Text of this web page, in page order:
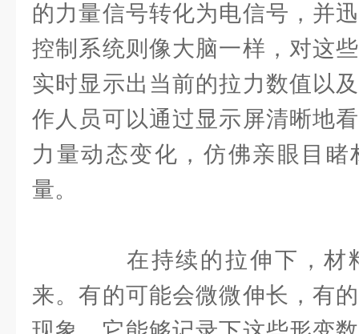
的力量信号转化为电信号，并
控制系统则像大脑一样，对这
实时显示出当前的拉力数值以
作人员可以通过显示屏清晰地
力量动态变化，仿佛亲眼目
量。
在持续的拉伸下，材
来。有的可能会微微伸长，有